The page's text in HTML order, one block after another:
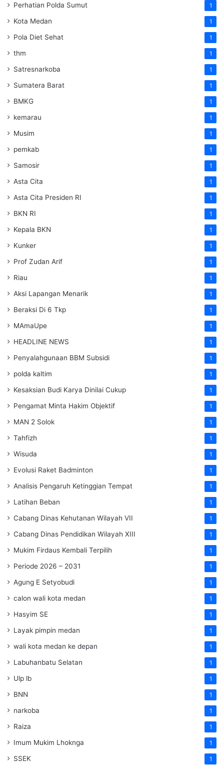
Perhatian Polda Sumut 1
Kota Medan 1
Pola Diet Sehat 1
thm 1
Satresnarkoba 1
Sumatera Barat 1
BMKG 1
kemarau 1
Musim 1
pemkab 1
Samosir 1
Asta Cita 1
Asta Cita Presiden RI 1
BKN RI 1
Kepala BKN 1
Kunker 1
Prof Zudan Arif 1
Riau 1
Aksi Lapangan Menarik 1
Beraksi Di 6 Tkp 1
MAmaUpe 1
HEADLINE NEWS 1
Penyalahgunaan BBM Subsidi 1
polda kaltim 1
Kesaksian Budi Karya Dinilai Cukup 1
Pengamat Minta Hakim Objektif 1
MAN 2 Solok 1
Tahfizh 1
Wisuda 1
Evolusi Raket Badminton 1
Analisis Pengaruh Ketinggian Tempat 1
Latihan Beban 1
Cabang Dinas Kehutanan Wilayah VII 1
Cabang Dinas Pendidikan Wilayah XIII 1
Mukim Firdaus Kembali Terpilih 1
Periode 2026 – 2031 1
Agung E Setyobudi 1
calon wali kota medan 1
Hasyim SE 1
Layak pimpin medan 1
wali kota medan ke depan 1
Labuhanbatu Selatan 1
Ulp lb 1
BNN 1
narkoba 1
Raiza 1
Imum Mukim Lhoknga 1
SSEK 1